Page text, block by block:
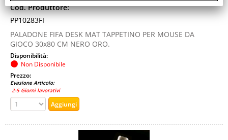
Cod. Produttore:
PP10283FI
PALADONE FIFA DESK MAT TAPPETINO PER MOUSE DA
GIOCO 30x80 CM NERO ORO.
Disponibilità:
Non Disponibile
Prezzo:
Evasione Articolo:
2-5 Giorni lavorativi